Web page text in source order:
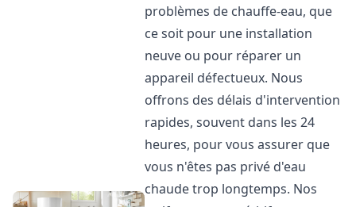
problèmes de chauffe-eau, que
ce soit pour une installation
neuve ou pour réparer un
appareil défectueux. Nous
offrons des délais d'intervention
rapides, souvent dans les 24
heures, pour vous assurer que
vous n'êtes pas privé d'eau
chaude trop longtemps. Nos